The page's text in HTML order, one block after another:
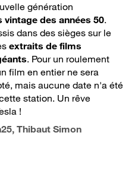
génération
vintage des années 50.
dans des sièges sur le
extraits de films
. Pour un roulement
film en entier ne sera
mais aucune date n'a été
station. Un rêve
!
, Thibaut Simon